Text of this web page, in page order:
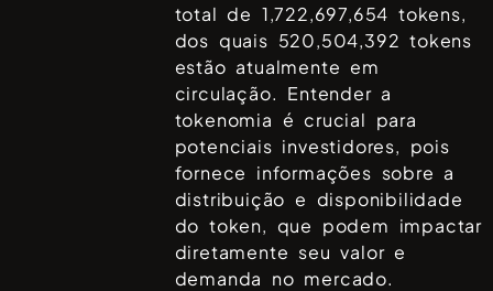
total de 1,722,697,654 tokens,
dos quais 520,504,392 tokens
estão atualmente em
circulação. Entender a
tokenomia é crucial para
potenciais investidores, pois
fornece informações sobre a
distribuição e disponibilidade
do token, que podem impactar
diretamente seu valor e
demanda no mercado.